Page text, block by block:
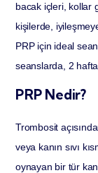
bacak içleri, kollar
kişilerde,
PRP için ideal
seanslarda, 2
PRP Nedir?
Trombosit
veya kanın sıvı
oynayan bir tür